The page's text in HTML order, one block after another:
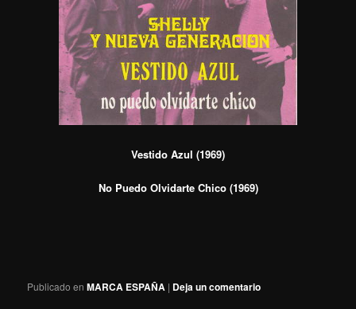
Vestido Azul (1969)
No Puedo Olvidarte Chico (1969)
Publicado en MARCA ESPAÑA | Deja un comentario